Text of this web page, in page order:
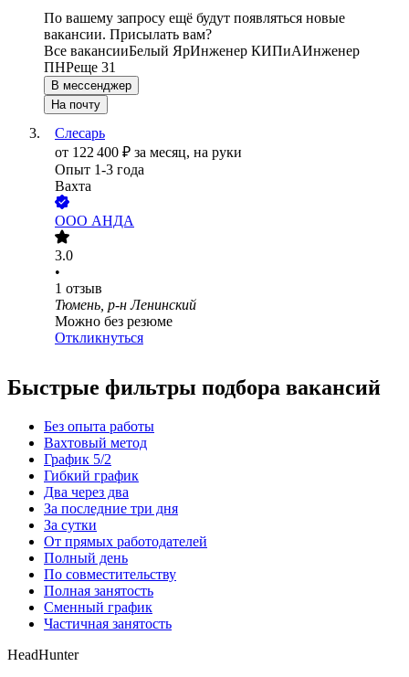
По вашему запросу ещё будут появляться новые
вакансии. Присылать вам?
Все вакансииБелый ЯрИнженер КИПиАИнженер
ПНРеще 31
В мессенджер
На почту
Слесарь
от 122 400 ₽ за месяц, на руки
Опыт 1-3 года
Вахта
ООО АНДА
3.0
•
1 отзыв
Тюмень, р-н Ленинский
Можно без резюме
Откликнуться
Быстрые фильтры подбора вакансий
Без опыта работы
Вахтовый метод
График 5/2
Гибкий график
Два через два
За последние три дня
За сутки
От прямых работодателей
Полный день
По совместительству
Полная занятость
Сменный график
Частичная занятость
HeadHunter